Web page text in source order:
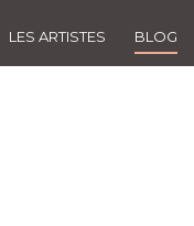
LES ARTISTES BLOG